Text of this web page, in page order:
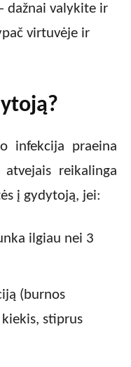
dažnai valykite ir
virtuvėje ir
infekcija praeina
reikalinga
į gydytoją, jei:
ilgiau nei 3
(burnos
kiekis, stiprus